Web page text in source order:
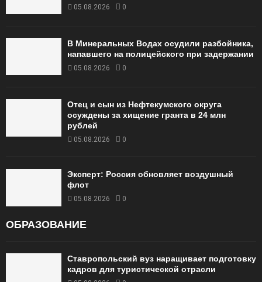
05.08.2026 0
В Минеральных Водах осудили разбойника,
напавшего на полицейского при задержании
05.08.2026 0
Отец и сын из Нефтекумского округа
осуждены за хищение гранта в 24 млн
рублей
05.08.2026 0
Эксперт: Россия обновляет воздушный
флот
05.08.2026 0
ОБРАЗОВАНИЕ
Ставропольский вуз наращивает подготовку
кадров для туристической отрасли